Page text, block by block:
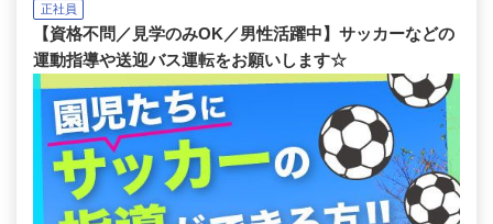
正社員
【資格不問／見学のみOK／男性活躍中】サッカーなどの
運動指導や送迎バス運転をお願いします☆